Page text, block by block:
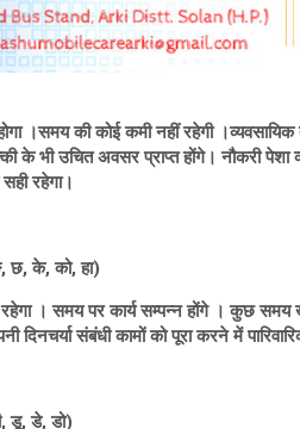
।समय की कोई कमी नहीं रहेगी
के भी उचित अवसर प्राप्त होंगे। नौकरी पेशा
रहेगा।
छ, के, को, हा)
। समय पर कार्य सम्पन्न होंगे । कुछ समय
दिनचर्या संबंधी कामों को पूरा करने में
डू, डे, डो)